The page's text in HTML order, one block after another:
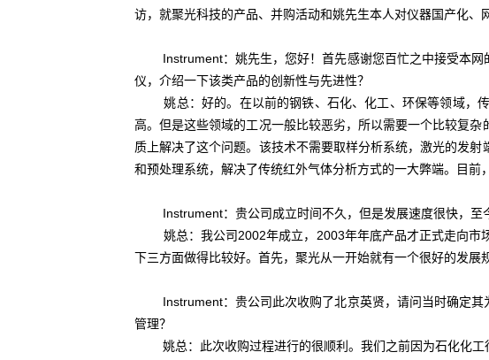
访，就聚光科技的产品、并购活动和姚先生本人对仪器国产化、
Instrument：姚先生，您好！首先感谢您百忙之中接受本网
仪，介绍一下该类产品的创新性与先进性？
姚总：好的。在以前的钢铁、石化、化工、环保等领域，传
高。但是这些领域的工况一般比较恶劣，所以需要一个比较复
质上解决了这个问题。该技术不需要取样分析系统，激光的发
和预处理系统，解决了传统红外气体分析方式的一大弊端。目前
Instrument：贵公司成立时间不久，但是发展速度很快，至
姚总：我公司2002年成立，2003年年底产品才正式走向市
下三方面做得比较好。首先，聚光从一开始就有一个很好的发展
Instrument：贵公司此次收购了北京英贤，请问当时确定其
管理？
姚总：此次收购过程进行的很顺利。我们之前因为石化化工